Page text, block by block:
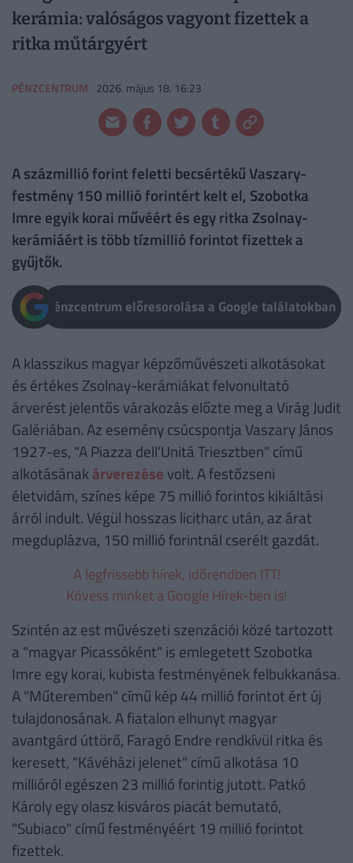
kerámia: valóságos vagyont fizettek a
ritka műtárgyért
PÉNZCENTRUM 2026. május 18. 16:23
A százmillió forint feletti becsértékű Vaszary-
festmény 150 millió forintért kelt el, Szobotka
Imre egyik korai művéért és egy ritka Zsolnay-
kerámiáért is több tízmillió forintot fizettek a
gyűjtők.
Pénzcentrum előresorolása a Google találatokban
A klasszikus magyar képzőművészeti alkotásokat
és értékes Zsolnay-kerámiákat felvonultató
árverést jelentős várakozás előzte meg a Virág Judit
Galériában. Az esemény csúcspontja Vaszary János
1927-es, "A Piazza dell'Unitá Triesztben" című
alkotásánakárverezése volt. A festőzseni
életvidám, színes képe 75 millió forintos kikiáltási
árról indult. Végül hosszas licitharc után, az árat
megduplázva, 150 millió forintnál cserélt gazdát.
A legfrissebb hírek, időrendben ITT!
Kövess minket a Google Hírek-ben is!
Szintén az est művészeti szenzációi közé tartozott
a "magyar Picassóként" is emlegetett Szobotka
Imre egy korai, kubista festményének felbukkanása.
A "Műteremben" című kép 44 millió forintot ért új
tulajdonosának. A fiatalon elhunyt magyar
avantgárd úttörő, Faragó Endre rendkívül ritka és
keresett, "Kávéházi jelenet" című alkotása 10
millióról egészen 23 millió forintig jutott. Patkó
Károly egy olasz kisváros piacát bemutató,
"Subiaco" című festményéért 19 millió forintot
fizettek.